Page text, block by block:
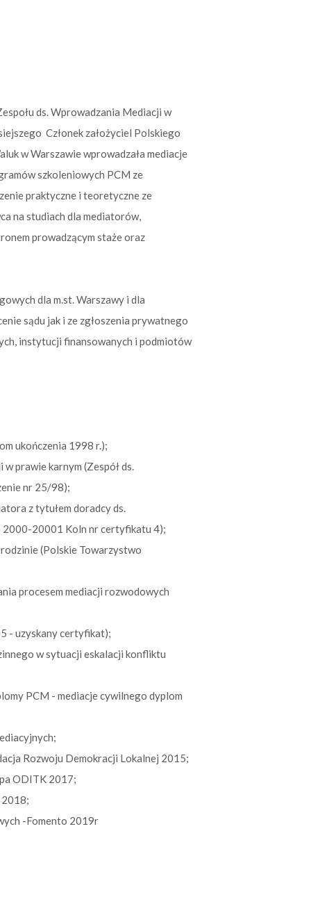
ds. Wprowadzania Mediacji w
Członek założyciel Polskiego
w Warszawie wprowadzała mediacje
szkoleniowych PCM ze
praktyczne i teoretyczne ze
na studiach dla mediatorów,
prowadzącym staże oraz
dla m.st. Warszawy i dla
sądu jak i ze zgłoszenia prywatnego
instytucji finansowanych i podmiotów
ukończenia 1998 r.);
prawie karnym (Zespół ds.
nr 25/98);
z tytułem doradcy ds.
2000-20001 Koln nr certyfikatu 4);
(Polskie Towarzystwo
procesem mediacji rozwodowych
- uzyskany certyfikat);
w sytuacji eskalacji konfliktu
PCM - mediacje cywilnego dyplom
Rozwoju Demokracji Lokalnej 2015;
ODITK 2017;
2018;
-Fomento 2019r